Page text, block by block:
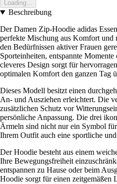
Loading...
Beschreibung
Der Damen Zip-Hoodie adidas
perfekte Mischung aus Komfort
den Bedürfnissen aktiver Frauen
Sporteinheiten, entspannte
cleveres Design sorgt für
optimalen Komfort den ganzen Tag
Dieses Modell besitzt einen
An- und Ausziehen erleichtert. Die
zusätzlichen Schutz vor
persönliche Anpassung. Die drei
Ärmeln sind nicht nur ein Symbol
Ihrem Outfit auch eine sportliche
Der Hoodie besteht aus einem
Ihre Bewegungsfreiheit
entspannen zu Hause oder beim
Hoodie sorgt für einen zeitgemäßen